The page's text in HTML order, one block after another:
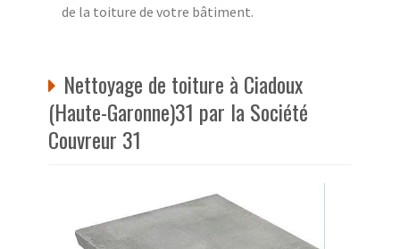
de la toiture de votre bâtiment.
Nettoyage de toiture à Ciadoux
(Haute-Garonne)31 par la Société
Couvreur 31